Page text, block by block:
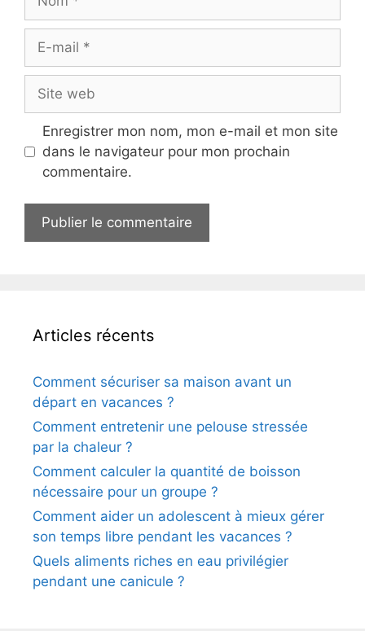
Site
web
Enregistrer mon nom, mon e-mail et mon site
dans le navigateur pour mon prochain
commentaire.
Articles récents
Comment sécuriser sa maison avant un
départ en vacances ?
Comment entretenir une pelouse stressée
par la chaleur ?
Comment calculer la quantité de boisson
nécessaire pour un groupe ?
Comment aider un adolescent à mieux gérer
son temps libre pendant les vacances ?
Quels aliments riches en eau privilégier
pendant une canicule ?